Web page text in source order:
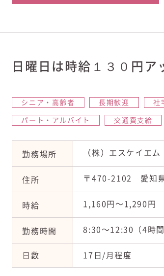
日曜日は時給１３０円
シニア・高齢者 長期歓迎 社
パート・アルバイト 交通費支給
勤務場所 （株）エスケイエ
住所 〒470-2102 愛知
時給 1,160円〜1,290円
勤務時間 8:30〜12:30（4時間
日数 17日/月程度